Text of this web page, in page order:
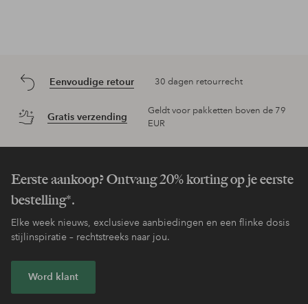
Eenvoudige retour 30 dagen retourrecht
Gratis verzending
Geldt voor pakketten boven de 79
EUR
Eerste aankoop? Ontvang 20% korting op je eerste
bestelling*.
Elke week nieuws, exclusieve aanbiedingen en een flinke dosis
stijlinspiratie – rechtstreeks naar jou.
Word klant